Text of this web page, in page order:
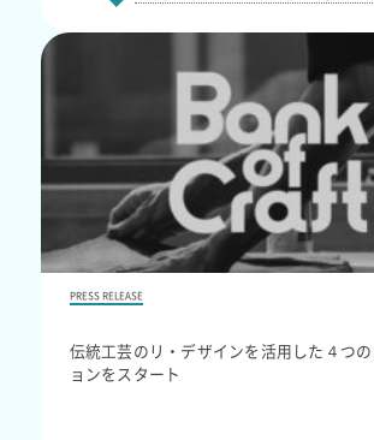
PRESS RELEASE
伝統工芸のリ・デザインを活用した４つ
ョンをスタート